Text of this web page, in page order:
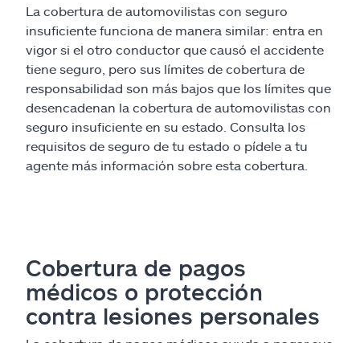
La cobertura de automovilistas con seguro
insuficiente funciona de manera similar: entra en
vigor si el otro conductor que causó el accidente
tiene seguro, pero sus límites de cobertura de
responsabilidad son más bajos que los límites que
desencadenan la cobertura de automovilistas con
seguro insuficiente en su estado. Consulta los
requisitos de seguro de tu estado o pídele a tu
agente más información sobre esta cobertura.
Cobertura de pagos
médicos o protección
contra lesiones personales